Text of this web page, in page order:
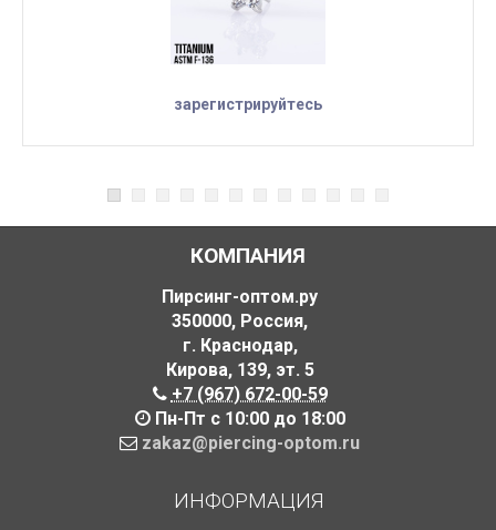
зарегистрируйтесь
КОМПАНИЯ
Пирсинг-оптом.ру
350000, Россия,
г. Краснодар,
Кирова, 139, эт. 5
+7 (967) 672-00-59
Пн-Пт с 10:00 до 18:00
zakaz@piercing-optom.ru
ИНФОРМАЦИЯ